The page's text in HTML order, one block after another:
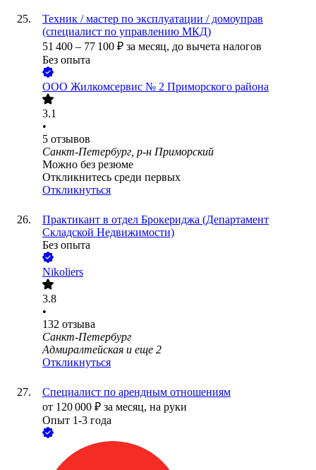
Техник / мастер по эксплуатации / домоуправ
(специалист по управлению МКД)
51 400 – 77 100 ₽ за месяц, до вычета налогов
Без опыта
ООО Жилкомсервис № 2 Приморского района
3.1
•
5 отзывов
Санкт-Петербург, р-н Приморский
Можно без резюме
Откликнитесь среди первых
Откликнуться
Практикант в отдел Брокериджа (Департамент
Складской Недвижимости)
Без опыта
Nikoliers
3.8
•
132 отзыва
Санкт-Петербург
Адмиралтейская и еще 2
Откликнуться
Специалист по арендным отношениям
от 120 000 ₽ за месяц, на руки
Опыт 1-3 года